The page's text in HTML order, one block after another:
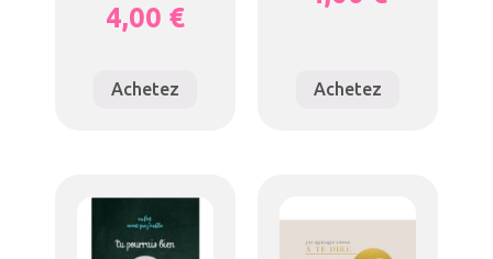
4,00 €
Achetez Achetez